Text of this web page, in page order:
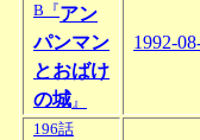
B『アン
パンマン
とおばけ
の城 』
1992-
196話